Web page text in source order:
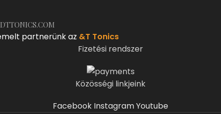
partnerünk az &T Tonics
Fizetési rendszer
Közösségi linkjeink
Facebook InstagramYoutube